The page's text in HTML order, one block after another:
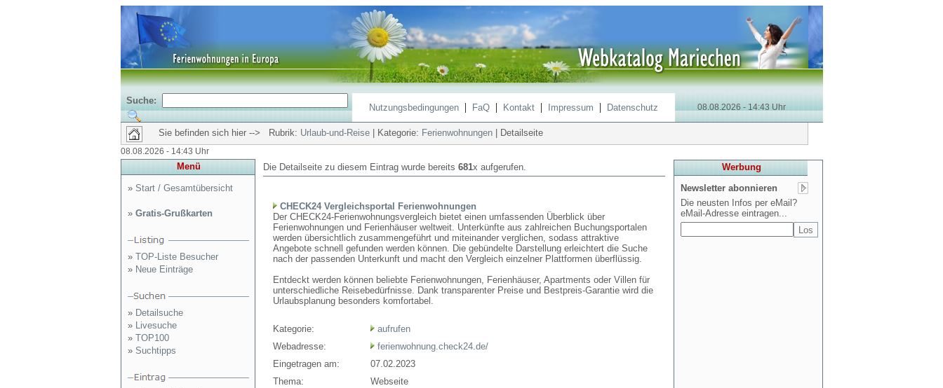
Suche:
Nutzungsbedingungen| FaQ| Kontakt| Impressum | Datenschutz 08.08.2026 - 14:43 Uhr
Sie befinden sich hier --> Rubrik: Urlaub-und-Reise| Kategorie: Ferienwohnungen| Detailseite
08.08.2026 - 14:43 Uhr
Menü
» Start / Gesamtübersicht
» Gratis-Grußkarten
» TOP-Liste Besucher
» Neue Einträge
» Detailsuche
» Livesuche
» TOP100
» Suchtipps
Die Detailseite zu diesem Eintrag wurde bereits 681x aufgerufen.
CHECK24 Vergleichsportal Ferienwohnungen
Der CHECK24-Ferienwohnungsvergleich bietet einen umfassenden Überblick über
Ferienwohnungen und Ferienhäuser weltweit. Unterkünfte aus zahlreichen Buchungsportalen
werden übersichtlich zusammengeführt und miteinander verglichen, sodass attraktive
Angebote schnell gefunden werden können. Die gebündelte Darstellung erleichtert die Suche
nach der passenden Unterkunft und macht den Vergleich einzelner Plattformen überflüssig.
Entdeckt werden können beliebte Ferienwohnungen, Ferienhäuser, Apartments oder Villen für
unterschiedliche Reisebedürfnisse. Dank transparenter Preise und Bestpreis-Garantie wird die
Urlaubsplanung besonders komfortabel.
Kategorie:
aufrufen
Webadresse:
ferienwohnung.check24.de/
Eingetragen am:
07.02.2023
Thema:
Webseite
Werbung
Newsletter abonnieren
Die neusten Infos per eMail?
eMail-Adresse eintragen...